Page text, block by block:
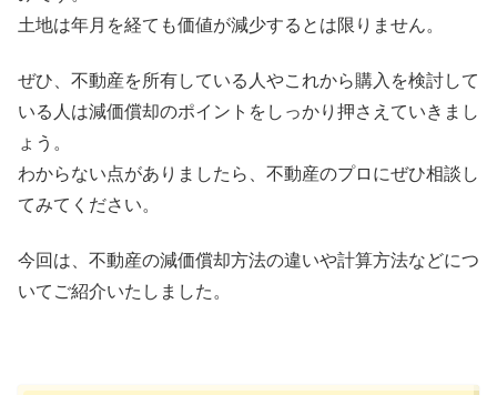
土地は年月を経ても価値が減少するとは限りません。
ぜひ、不動産を所有している人やこれから購入を検討して
いる人は減価償却のポイントをしっかり押さえていきまし
ょう。
わからない点がありましたら、不動産のプロにぜひ相談し
てみてください。
今回は、不動産の減価償却方法の違いや計算方法などにつ
いてご紹介いたしました。